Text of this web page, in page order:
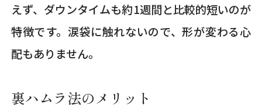
えず、ダウンタイムも約1週間と比較的短いのが
特徴です。涙袋に触れないので、形が変わる心
配もありません。
裏ハムラ法のメリット